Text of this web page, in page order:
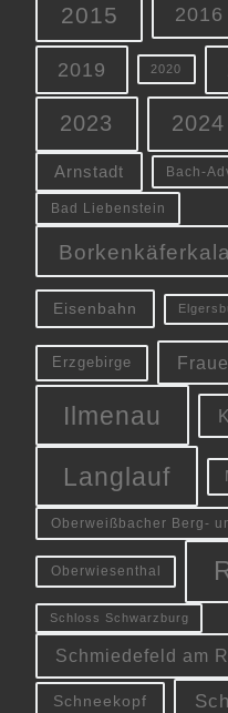
2015 2016
2019 2020
2023 2024
Arnstadt Bach-
Bad Liebenstein
Eisenbahn
Erzgebirge
Ilmenau
Langlauf
Oberweißbacher Berg-
Oberwiesenthal
Schloss Schwarzburg
Schmiedefeld am
Schneekopf